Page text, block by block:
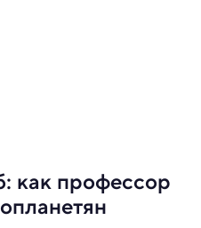
как профессор